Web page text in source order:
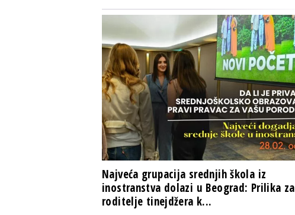
Najveća grupacija srednjih škola iz
inostranstva dolazi u Beograd: Prilika za
roditelje tinejdžera k...